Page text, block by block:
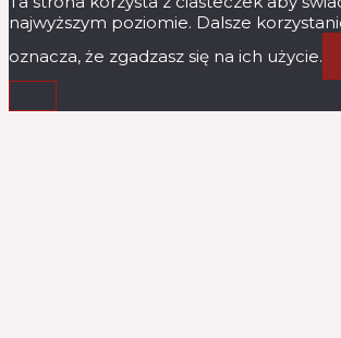
najwyższym poziomie. Dalsze
oznacza, że zgadzasz się na ich użycie.